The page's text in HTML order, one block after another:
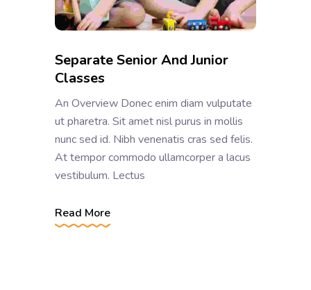
Separate Senior And Junior
Classes
An Overview Donec enim diam vulputate
ut pharetra. Sit amet nisl purus in mollis
nunc sed id. Nibh venenatis cras sed felis.
At tempor commodo ullamcorper a lacus
vestibulum. Lectus
Read More